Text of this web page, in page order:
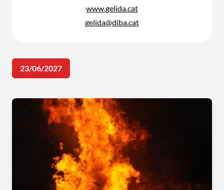
www.gelida.cat
gelida@diba.cat
23/06/2027